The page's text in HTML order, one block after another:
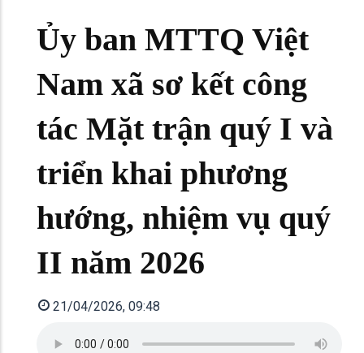
Ủy ban MTTQ Việt
Nam xã sơ kết công
tác Mặt trận quý I và
triển khai phương
hướng, nhiệm vụ quý
II năm 2026
21/04/2026, 09:48